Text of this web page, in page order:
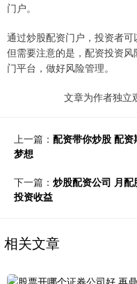
门户。
通过炒股配资门户，投资者可
但需要注意的是，配资投资
门平台，做好风险管理。
文章为作者独立
上一篇： 配资带你炒股 配
梦想
下一篇： 炒股配资公司 月
投资收益
相关文章